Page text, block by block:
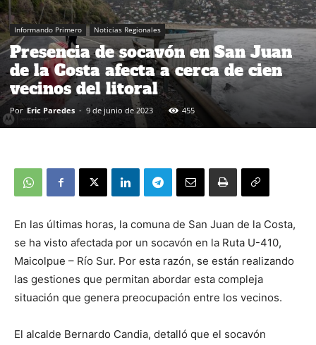
Informando Primero Noticias Regionales
Presencia de socavón en San Juan
de la Costa afecta a cerca de cien
vecinos del litoral
Por Eric Paredes - 9 de junio de 2023 455
En las últimas horas, la comuna de San Juan de la Costa,
se ha visto afectada por un socavón en la Ruta U-410,
Maicolpue – Río Sur. Por esta razón, se están realizando
las gestiones que permitan abordar esta compleja
situación que genera preocupación entre los vecinos.
El alcalde Bernardo Candia, detalló que el socavón